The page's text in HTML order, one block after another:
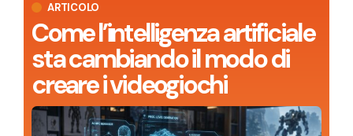
ARTICOLO
Come l’intelligenza artificiale
sta cambiando il modo di
creare i videogiochi